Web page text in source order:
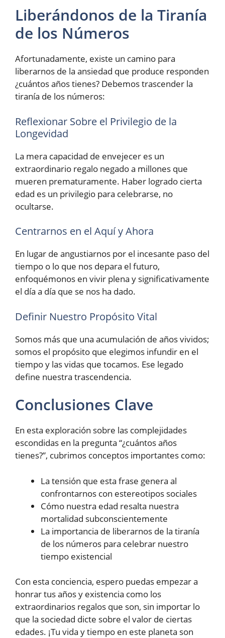
Liberándonos de la Tiranía
de los Números
Afortunadamente, existe un camino para
liberarnos de la ansiedad que produce responden
¿cuántos años tienes? Debemos trascender la
tiranía de los números:
Reflexionar Sobre el Privilegio de la
Longevidad
La mera capacidad de envejecer es un
extraordinario regalo negado a millones que
mueren prematuramente. Haber logrado cierta
edad es un privilegio para celebrarse, no
ocultarse.
Centrarnos en el Aquí y Ahora
En lugar de angustiarnos por el incesante paso del
tiempo o lo que nos depara el futuro,
enfoquémonos en vivir plena y significativamente
el día a día que se nos ha dado.
Definir Nuestro Propósito Vital
Somos más que una acumulación de años vividos;
somos el propósito que elegimos infundir en el
tiempo y las vidas que tocamos. Ese legado
define nuestra trascendencia.
Conclusiones Clave
En esta exploración sobre las complejidades
escondidas en la pregunta “¿cuántos años
tienes?”, cubrimos conceptos importantes como:
La tensión que esta frase genera al
confrontarnos con estereotipos sociales
Cómo nuestra edad resalta nuestra
mortalidad subconscientemente
La importancia de liberarnos de la tiranía
de los números para celebrar nuestro
tiempo existencial
Con esta conciencia, espero puedas empezar a
honrar tus años y existencia como los
extraordinarios regalos que son, sin importar lo
que la sociedad dicte sobre el valor de ciertas
edades. ¡Tu vida y tiempo en este planeta son